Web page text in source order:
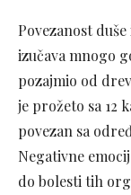
Povezanost
izučava mnogo
pozajmio od
je prožeto sa 12
povezan sa
Negativne
do bolesti tih